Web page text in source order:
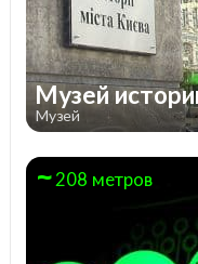
Музей
Музей
208 метров